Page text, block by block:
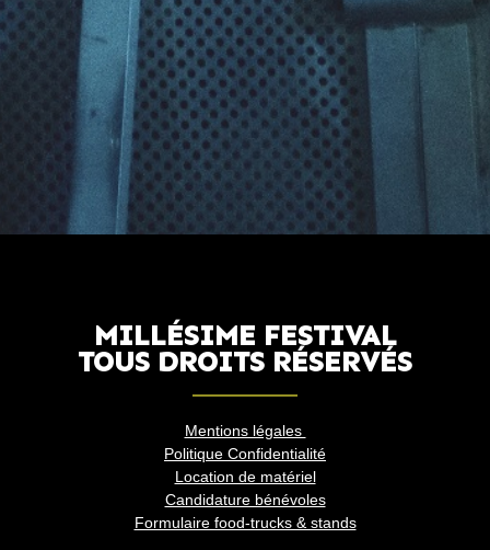
MILLÉSIME FESTIVAL
TOUS DROITS RÉSERVÉS
Mentions légales
Politique Confidentialité
Location de matériel
Candidature bénévoles
Formulaire food-trucks & stands